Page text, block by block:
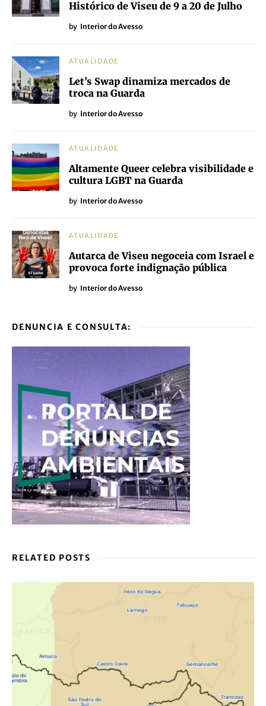
Histórico de Viseu de 9 a 20 de Julho
by Interior do Avesso
ATUALIDADE
Let’s Swap dinamiza mercados de
troca na Guarda
by Interior do Avesso
ATUALIDADE
Altamente Queer celebra visibilidade e
cultura LGBT na Guarda
by Interior do Avesso
ATUALIDADE
Autarca de Viseu negoceia com Israel e
provoca forte indignação pública
by Interior do Avesso
DENUNCIA E CONSULTA:
RELATED POSTS